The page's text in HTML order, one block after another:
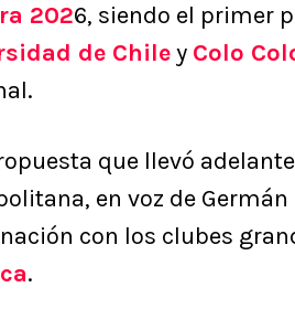
2026, siendo el primer
de Chiley Colo
que llevó
en voz de
con los clubes
.